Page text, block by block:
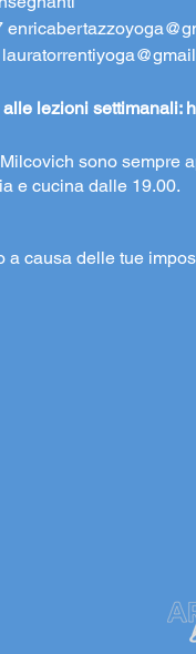
lezioni settimanali:
sono sempre
e cucina dalle 19.00.
a causa delle tue